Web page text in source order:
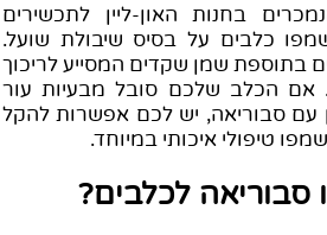
בחנות האון-ליין לתכשירים
כלבים על בסיס שיבולת שועל.
שמן שקדים המסייע לריכוך
הכלב שלכם סובל מבעיות עור
עם סבוריאה, יש לכם אפשרות להקל
טיפולי איכותי במיוחד.
לכלבים?